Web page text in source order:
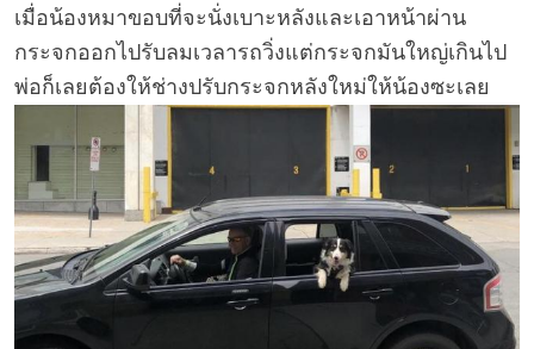
เมื่อน้องหมาขอบที่จะนั่งเบาะหลังและเอาหน้าผ่าน
กระจกออกไปรับลมเวลารถวิ่งแต่กระจกมันใหญ่เกินไป
พ่อก็เลยต้องให้ช่างปรับกระจกหลังใหม่ให้น้องซะเลย